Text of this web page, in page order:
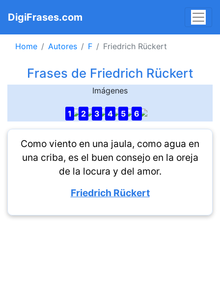
DigiFrases.com
Home Autores F Friedrich Rückert
Frases de Friedrich Rückert
Imágenes
1 2 3 4 5 6
Como viento en una jaula, como agua en
una criba, es el buen consejo en la oreja
de la locura y del amor.
Friedrich Rückert